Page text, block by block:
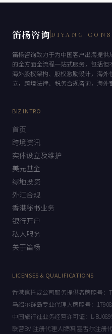
笛杨咨询致力于为中国客户出海提供
的全方面全流程一站式服务，包括但
海外股权架构、股权激励设计，海外
首页
跨境资讯
实体设立及维护
美元基金
绿地投资
外汇合规
香港秘书业务
银行开户
私人服务
香港信托或公司服务提供者牌照号：
马绍尔群岛专业代理人牌照号：
中国旅行社业务经营许可证：L-